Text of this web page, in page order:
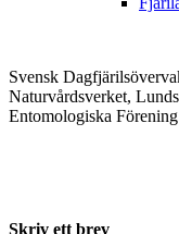
Svensk
Naturvårdsverket,
Entomologiska
Skriv ett brev